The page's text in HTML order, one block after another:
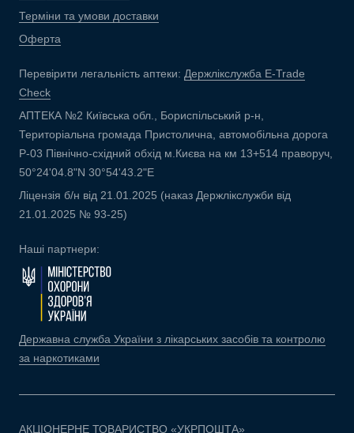
Терміни та умови доставки
Оферта
Перевірити легальність аптеки: Держлікслужба E-Trade
Check
АПТЕКА №2 Київська обл., Бориспільський р-н,
Територіальна громада Пристолична, автомобільна дорога
Р-03 Північно-східний обхід м.Києва на км 13+514 праворуч,
50°24'04.8"N 30°54'43.2"E
Ліцензія б/н від 21.01.2025 (наказ Держлікслужби від
21.01.2025 № 93-25)
Наші партнери:
Державна служба України з лікарських засобів та контролю
за наркотиками
АКЦІОНЕРНЕ ТОВАРИСТВО «УКРПОШТА»